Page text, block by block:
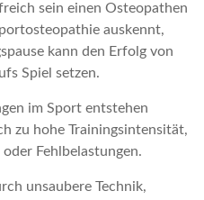
sein einen Osteopathen
auskennt,
kann den Erfolg von
Spiel setzen.
im Sport entstehen
zu hohe Trainingsintensität,
Fehlbelastungen.
unsaubere Technik,